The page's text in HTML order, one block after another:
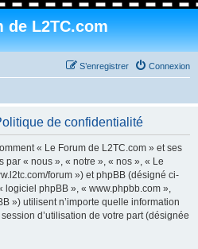
de L2TC.com
Connexion
S’enregistrer
de confidentialité
« Le Forum de L2TC.com » et ses
« nous », « notre », « nos », « Le
forum ») et phpBB (désigné ci-
logiciel phpBB », « www.phpbb.com »,
») utilisent n’importe quelle information
d’utilisation de votre part (désignée